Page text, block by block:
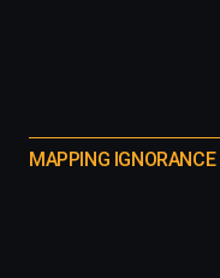
MAPPING IGNORANCE